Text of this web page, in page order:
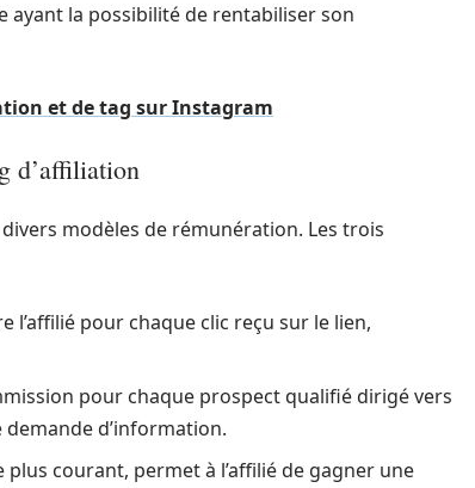
ayant la possibilité de rentabiliser son
et de tag sur Instagram
d’affiliation
modèles de rémunération. Les trois
l’affilié pour chaque clic reçu sur le lien,
pour chaque prospect qualifié dirigé vers
demande d’information.
plus courant, permet à l’affilié de gagner une